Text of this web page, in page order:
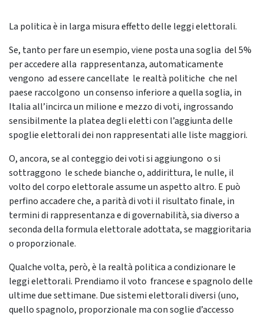
La politica è in larga misura effetto delle leggi elettorali.
Se, tanto per fare un esempio, viene posta una soglia del 5%
per accedere alla rappresentanza, automaticamente
vengono ad essere cancellate le realtà politiche che nel
paese raccolgono un consenso inferiore a quella soglia, in
Italia all’incirca un milione e mezzo di voti, ingrossando
sensibilmente la platea degli eletti con l’aggiunta delle
spoglie elettorali dei non rappresentati alle liste maggiori.
O, ancora, se al conteggio dei voti si aggiungono o si
sottraggono le schede bianche o, addirittura, le nulle, il
volto del corpo elettorale assume un aspetto altro. E può
perfino accadere che, a parità di voti il risultato finale, in
termini di rappresentanza e di governabilità, sia diverso a
seconda della formula elettorale adottata, se maggioritaria
o proporzionale.
Qualche volta, però, è la realtà politica a condizionare le
leggi elettorali. Prendiamo il voto francese e spagnolo delle
ultime due settimane. Due sistemi elettorali diversi (uno,
quello spagnolo, proporzionale ma con soglie d’accesso